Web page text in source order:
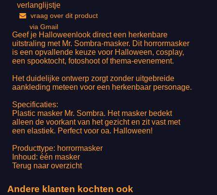
verlanglijstje
vraag over dit product
via Gmail
Geef je Halloweenlook direct een herkenbare
uitstraling met Mr. Sombra-masker. Dit horrormasker
is een opvallende keuze voor Halloween, cosplay,
een spooktocht, fotoshoot of thema-evenement.
Het duidelijke ontwerp zorgt zonder uitgebreide
aankleding meteen voor een herkenbaar personage.
Specificaties:
Plastic masker Mr. Sombra. Het masker bedekt
alleen de voorkant van het gezicht en zit vast met
een elastiek. Perfect voor oa. Halloween!
Producttype: horrormasker
Inhoud: één masker
Terug naar overzicht
Andere klanten kochten ook